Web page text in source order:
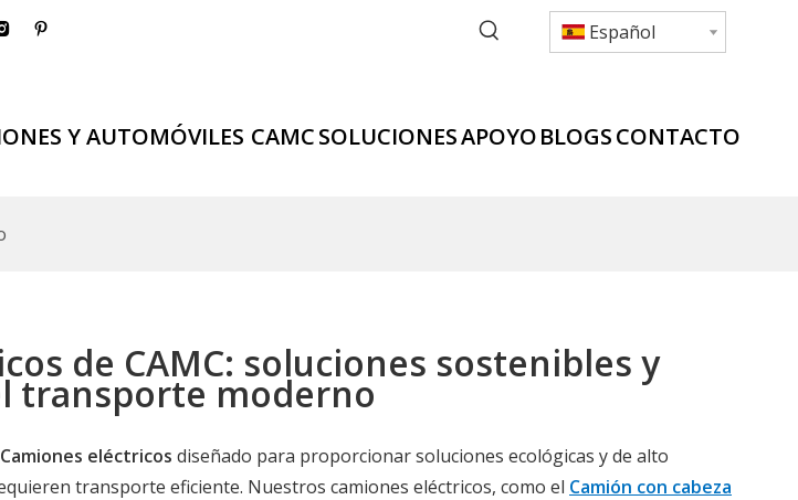
Español
Y AUTOMÓVILES CAMCSOLUCIONESAPOYOBLOGSCONTACTO
de CAMC: soluciones sostenibles y
transporte moderno
Camiones eléctricos diseñado para proporcionar soluciones ecológicas y de alto
transporte eficiente. Nuestros camiones eléctricos, como el Camión con cabeza